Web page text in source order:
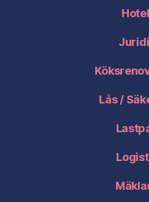
Lås /